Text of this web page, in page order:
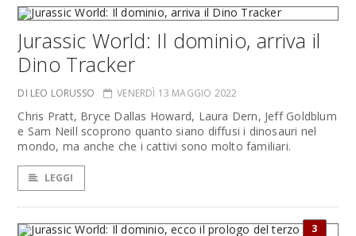
Jurassic World: Il dominio, arriva il
Dino Tracker
DI LEO LORUSSO VENERDÌ 13 MAGGIO 2022
Chris Pratt, Bryce Dallas Howard, Laura Dern, Jeff Goldblum
e Sam Neill scoprono quanto siano diffusi i dinosauri nel
mondo, ma anche che i cattivi sono molto familiari.
LEGGI
3